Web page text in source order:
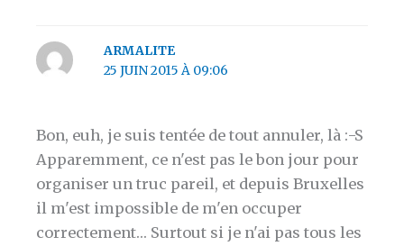
ARMALITE
25 JUIN 2015 À 09:06
Bon, euh, je suis tentée de tout annuler, là :-S
Apparemment, ce n'est pas le bon jour pour
organiser un truc pareil, et depuis Bruxelles
il m'est impossible de m'en occuper
correctement… Surtout si je n'ai pas tous les